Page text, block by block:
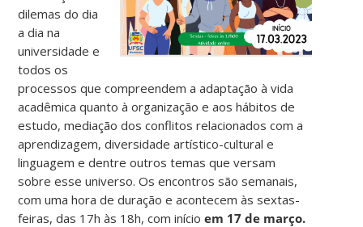
dilemas do dia
a dia na
universidade e
todos os
processos que compreendem a adaptação à vida
acadêmica quanto à organização e aos hábitos de
estudo, mediação dos conflitos relacionados com a
aprendizagem, diversidade artístico-cultural e
linguagem e dentre outros temas que versam
sobre esse universo. Os encontros são semanais,
com uma hora de duração e acontecem às sextas-
feiras, das 17h às 18h, com inícioem 17 de março.